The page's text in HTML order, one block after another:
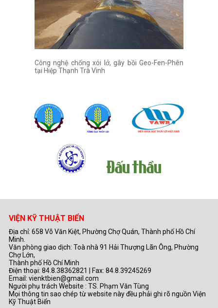
Công nghệ chống xói lở, gây bồi Geo-Fen-Phên
tại Hiệp Thạnh Trà Vinh
VIỆN KỸ THUẬT BIỂN
Địa chỉ: 658 Võ Văn Kiệt, Phường Chợ Quán, Thành phố Hồ Chí
Minh.
Văn phòng giao dịch: Toà nhà 91 Hải Thượng Lãn Ông, Phường
Chợ Lớn,
Thành phố Hồ Chí Minh
Điện thoại: 84.8.38362821 | Fax: 84.8.39245269
Email: vienktbien@gmail.com
Người phụ trách Website : TS. Phạm Văn Tùng
Mọi thông tin sao chép từ website này đều phải ghi rõ nguồn Viện
Kỹ Thuật Biển